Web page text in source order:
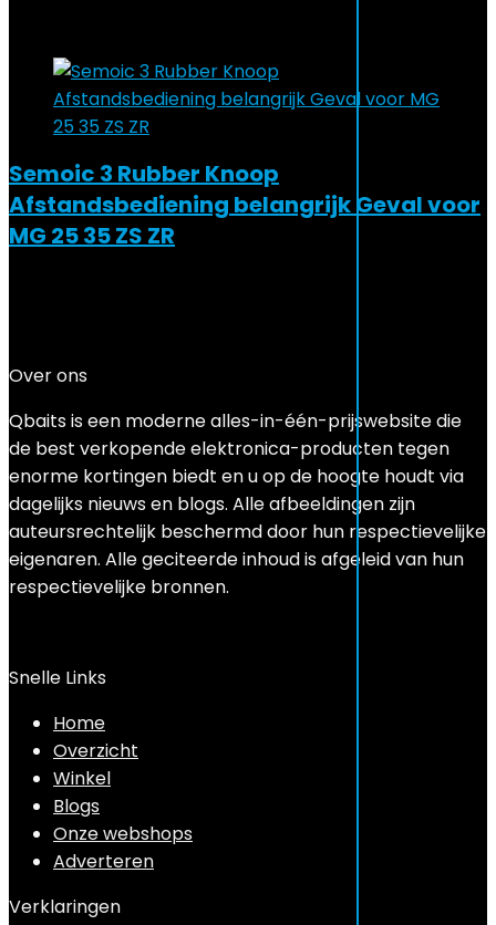
Semoic 3 Rubber Knoop
Afstandsbediening belangrijk Geval voor
MG 25 35 ZS ZR
Over ons
Qbaits is een moderne alles-in-één-prijswebsite die
de best verkopende elektronica-producten tegen
enorme kortingen biedt en u op de hoogte houdt via
dagelijks nieuws en blogs. Alle afbeeldingen zijn
auteursrechtelijk beschermd door hun respectievelijke
eigenaren. Alle geciteerde inhoud is afgeleid van hun
respectievelijke bronnen.
Snelle Links
Home
Overzicht
Winkel
Blogs
Onze webshops
Adverteren
Verklaringen